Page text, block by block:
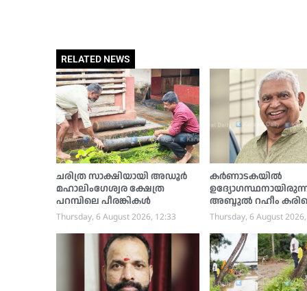
RELATED NEWS
ചരിത്ര സാക്ഷിയായി അഡൂര്‍
മഹാലിംഗേശ്വര ക്ഷേത്ര
പറമ്പിലെ പീരങ്കികള്‍
Thursday, 6 August 2026, 12:33
കര്‍ണാടകയിൽ
അബ്ദുല്‍ റഹീം
അന്തരിച്ചു
Thursday, 6 August